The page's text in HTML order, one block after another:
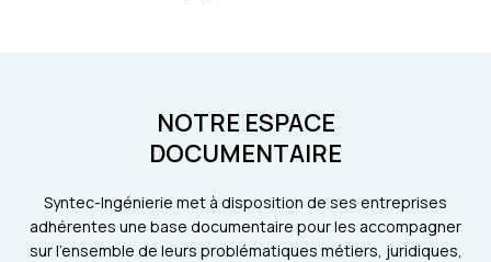
NOTRE ESPACE
DOCUMENTAIRE
Syntec-Ingénierie met à disposition de ses entreprises
adhérentes une base documentaire pour les accompagner
sur l'ensemble de leurs problématiques métiers, juridiques,